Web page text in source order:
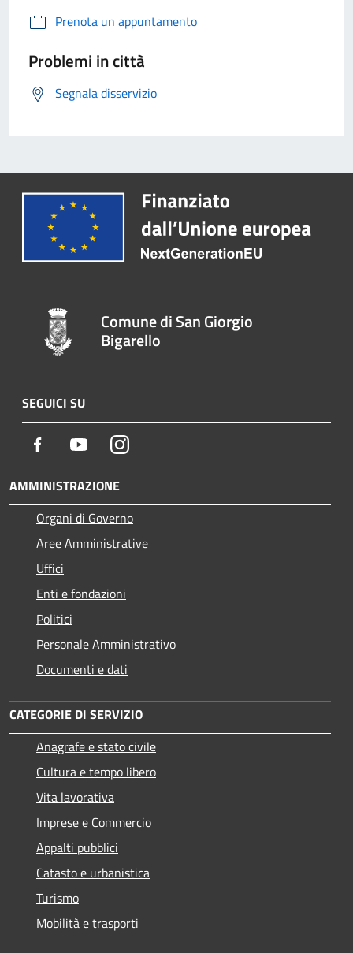
Prenota un appuntamento
Problemi in città
Segnala disservizio
Comune di San Giorgio
Bigarello
SEGUICI SU
Facebook YoutubeInstagram
AMMINISTRAZIONE
Organi di Governo
Aree Amministrative
Uffici
Enti e fondazioni
Politici
Personale Amministrativo
Documenti e dati
CATEGORIE DI SERVIZIO
Anagrafe e stato civile
Cultura e tempo libero
Vita lavorativa
Imprese e Commercio
Appalti pubblici
Catasto e urbanistica
Turismo
Mobilità e trasporti